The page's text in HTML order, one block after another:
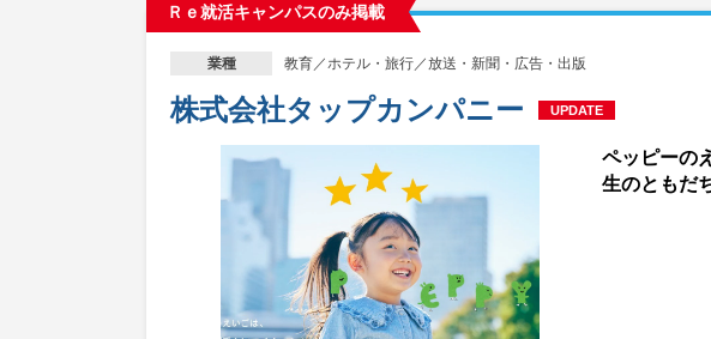
Ｒｅ就活キャンパスのみ掲載
業種 教育／ホテル・旅行／放送・新聞・広告・出版
株式会社タップカンパニー UPDATE
ペッピーの
生のともだ